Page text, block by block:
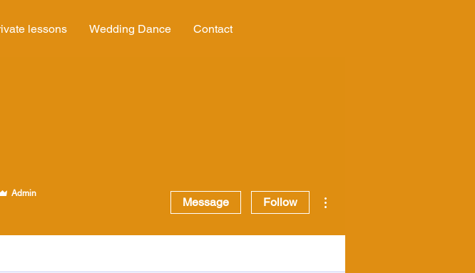
lessons Wedding Dance Contact
Admin
Message Follow